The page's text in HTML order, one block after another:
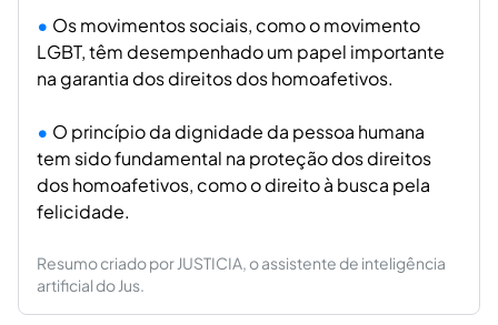
Os movimentos sociais, como o movimento
LGBT, têm desempenhado um papel importante
na garantia dos direitos dos homoafetivos.
O princípio da dignidade da pessoa humana
tem sido fundamental na proteção dos direitos
dos homoafetivos, como o direito à busca pela
felicidade.
Resumo criado por JUSTICIA, o assistente de inteligência
artificial do Jus.